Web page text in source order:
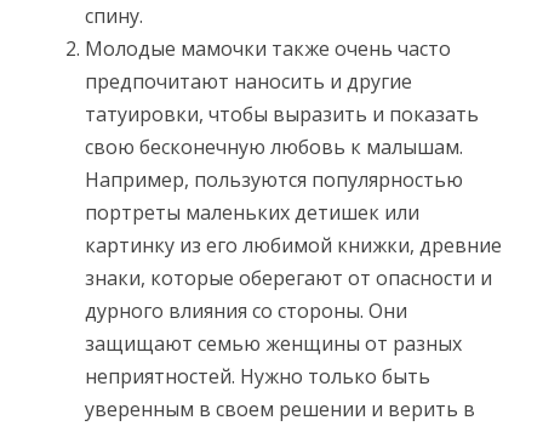
спину.
Молодые мамочки также очень часто
предпочитают наносить и другие
татуировки, чтобы выразить и показать
свою бесконечную любовь к малышам.
Например, пользуются популярностью
портреты маленьких детишек или
картинку из его любимой книжки, древние
знаки, которые оберегают от опасности и
дурного влияния со стороны. Они
защищают семью женщины от разных
неприятностей. Нужно только быть
уверенным в своем решении и верить в